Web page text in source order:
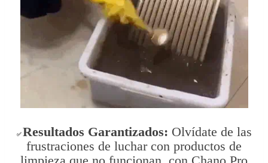
✅ Resultados Garantizados: Olvídate de las
frustraciones de luchar con productos de